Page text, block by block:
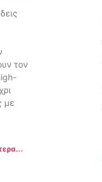
τον
με